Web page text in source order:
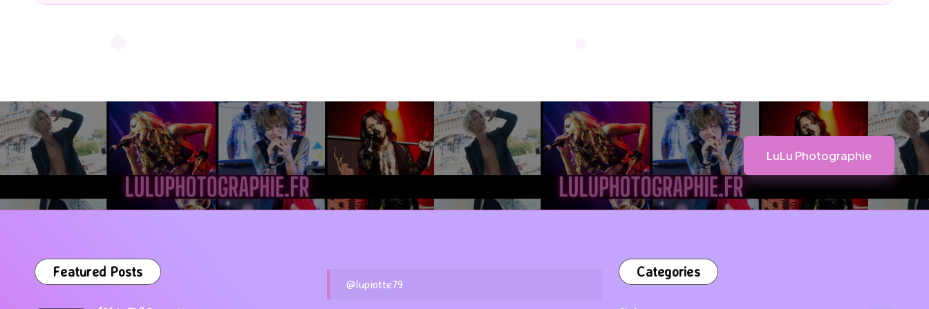
by
LuLu Photographie
Featured Posts
@lupiotte79
Categories